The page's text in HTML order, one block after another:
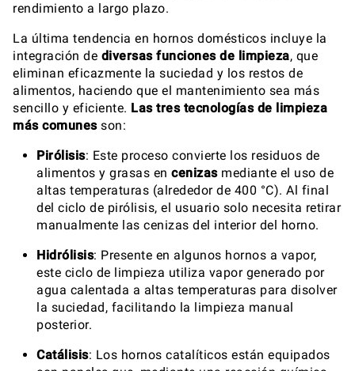
rendimiento a largo plazo.
La última tendencia en hornos domésticos incluye la
integración de diversas funciones de limpieza, que
eliminan eficazmente la suciedad y los restos de
alimentos, haciendo que el mantenimiento sea más
sencillo y eficiente. Las tres tecnologías de limpieza
más comunesson:
Pirólisis: Este proceso convierte los residuos de
alimentos y grasas en cenizasmediante el uso de
altas temperaturas (alrededor de 400 °C). Al final
del ciclo de pirólisis, el usuario solo necesita retirar
manualmente las cenizas del interior del horno.
Hidrólisis: Presente en algunos hornos a vapor,
este ciclo de limpieza utiliza vapor generado por
agua calentada a altas temperaturas para disolver
la suciedad, facilitando la limpieza manual
posterior.
Catálisis: Los hornos catalíticos están equipados